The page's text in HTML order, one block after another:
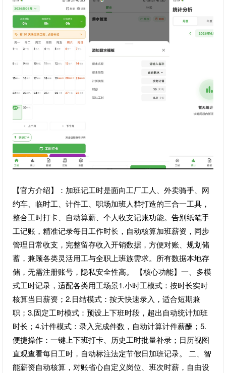
【官方介绍】：加班记工时是面向工厂工人、外卖骑手、网
约车、临时工、计件工、职场加班人群打造的三合一工具，
整合工时打卡、自动算薪、个人收支记账功能。告别纸笔手
工记账，精准记录每日工作时长，自动核算加班薪资，同步
管理日常收支，完整留存收入开销数据，方便对账、规划储
蓄，兼顾各类灵活用工与全职上班族需求。所有数据本地存
储，无需注册账号，隐私安全性高。 【核心功能】一、多模
式工时记录，适配各类用工场景1.小时工模式：按时长实时
核算当日薪资；2.日结模式：按天快速录入，适合短期兼
职；3.固定工时模式：预设上下班时段，超出自动统计加班
时长；4.计件模式：录入完成件数，自动计算计件薪酬；5.
便捷操作：一键上下班打卡、历史工时批量补录；日历视图
直观查看每日工时，自动标注法定节假日加班记录。 二、智
能薪资自动核算，对账省心自定义岗位、班次时薪，自由设